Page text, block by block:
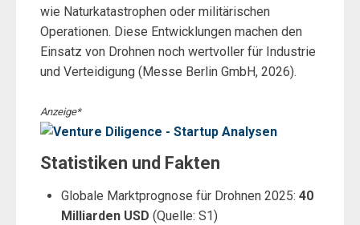
wie Naturkatastrophen oder militärischen
Operationen. Diese Entwicklungen machen den
Einsatz von Drohnen noch wertvoller für Industrie
und Verteidigung (Messe Berlin GmbH, 2026).
Anzeige*
Statistiken und Fakten
Globale Marktprognose für Drohnen 2025: 40
Milliarden USD (Quelle: S1)